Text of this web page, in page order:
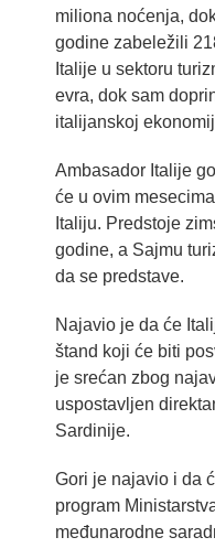
miliona noćenja,
godine zabeležili
Italije u sektoru
evra, dok sam
italijanskoj
Ambasador Italije
će u ovim
Italiju. Predstoje
godine, a Sajmu
da se predstave.
Najavio je da će
štand koji će biti
je srećan zbog
uspostavljen
Sardinije.
Gori je najavio i da
program
međunarodne